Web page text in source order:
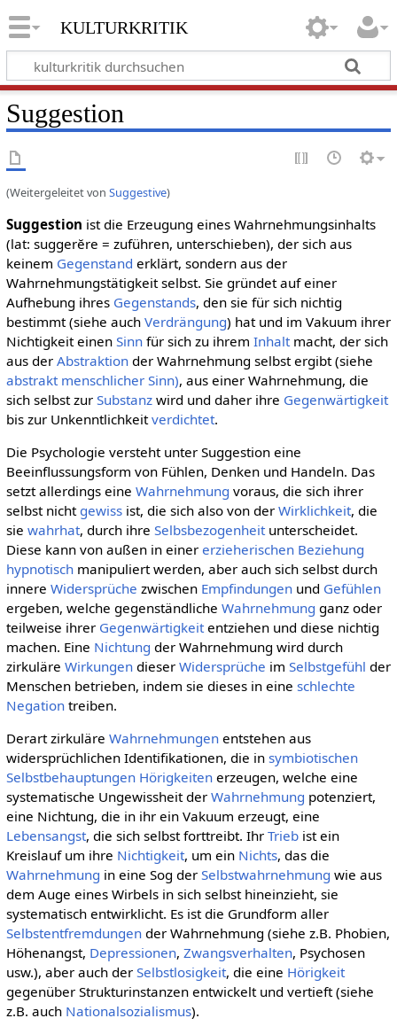
kulturkritik
Suggestion
(Weitergeleitet von Suggestive)
Suggestion ist die Erzeugung eines Wahrnehmungsinhalts
(lat: suggerĕre = zuführen, unterschieben), der sich aus
keinem Gegenstand erklärt, sondern aus der
Wahrnehmungstätigkeit selbst. Sie gründet auf einer
Aufhebung ihres Gegenstands, den sie für sich nichtig
bestimmt (siehe auch Verdrängung) hat und im Vakuum ihrer
Nichtigkeit einen Sinnfür sich zu ihrem Inhaltmacht, der sich
aus der Abstraktionder Wahrnehmung selbst ergibt (siehe
abstrakt menschlicher Sinn), aus einer Wahrnehmung, die
sich selbst zur Substanzwird und daher ihre Gegenwärtigkeit
bis zur Unkenntlichkeitverdichtet.
Die Psychologie versteht unter Suggestion eine
Beeinflussungsform von Fühlen, Denken und Handeln. Das
setzt allerdings eine Wahrnehmung voraus, die sich ihrer
selbst nicht gewissist, die sich also von der Wirklichkeit, die
sie wahrhat, durch ihre Selbsbezogenheitunterscheidet.
Diese kann von außen in einer erzieherischen Beziehung
hypnotischmanipuliert werden, aber auch sich selbst durch
innere Widersprüche zwischen Empfindungenund Gefühlen
ergeben, welche gegenständliche Wahrnehmung ganz oder
teilweise ihrer Gegenwärtigkeitentziehen und diese nichtig
machen. Eine Nichtung der Wahrnehmung wird durch
zirkuläre Wirkungendieser Widersprüche im Selbstgefühl der
Menschen betrieben, indem sie dieses in eine schlechte
Negationtreiben.
Derart zirkuläre Wahrnehmungenentstehen aus
widersprüchlichen Identifikationen, die in symbiotischen
Selbstbehauptungen Hörigkeitenerzeugen, welche eine
systematische Ungewissheit der Wahrnehmung potenziert,
eine Nichtung, die in ihr ein Vakuum erzeugt, eine
Lebensangst, die sich selbst forttreibt. Ihr Triebist ein
Kreislauf um ihre Nichtigkeit, um ein Nichts, das die
Wahrnehmung in eine Sog der Selbstwahrnehmung wie aus
dem Auge eines Wirbels in sich selbst hineinzieht, sie
systematisch entwirklicht. Es ist die Grundform aller
Selbstentfremdungender Wahrnehmung (siehe z.B. Phobien,
Höhenangst, Depressionen, Zwangsverhalten, Psychosen
usw.), aber auch der Selbstlosigkeit, die eine Hörigkeit
gegenüber Strukturinstanzen entwickelt und vertieft (siehe
z.B. auch Nationalsozialismus).